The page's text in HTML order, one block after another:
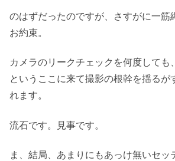
のはずだったのですが、さすがに一筋
お約束。
カメラのリークチェックを何度しても
というここに来て撮影の根幹を揺るが
れます。
流石です。見事です。
ま、結局、あまりにもあっけ無いセッ